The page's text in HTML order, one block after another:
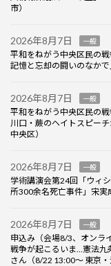
市）
2026年8月7日 一般
平和をねがう中央区民の
記憶と忘却の闘いのなか
2026年8月7日 一般
平和をねがう中央区民の
川口・蕨のヘイトスピー
中央区）
2026年8月7日 一般
学術講演会第24回「ウィ
所300余名死亡事件」宋実
2026年8月7日 一般
申込み（会場8/3、オンラ
戦争が起こるいま…憲法九
さん（8/22 13:00～ 東京・